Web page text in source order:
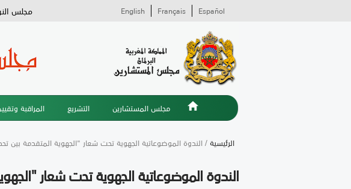
مجلس Español
Français
English
مجلس المستشارين التشريع المراقبة
الرئيسية/ الندوة الموضوعاتية الجهوية تحت شعار "الجهوية المتقدمة بين
الندوة الموضوعاتية الجهوية تحت شعار